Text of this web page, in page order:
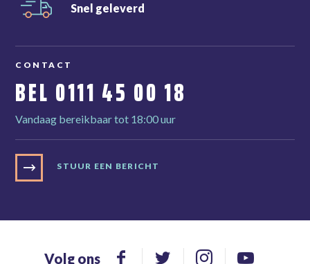
Snel geleverd
CONTACT
BEL 0111 45 00 18
Vandaag bereikbaar tot 18:00 uur
STUUR EEN BERICHT
Volg ons